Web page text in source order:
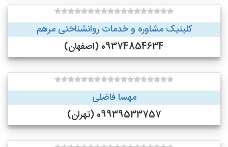
کلینیک مشاوره و خدمات روانشناختی مرهم
09374854634 (اصفهان)
مهسا فاضلی
09939533757 (تهران)